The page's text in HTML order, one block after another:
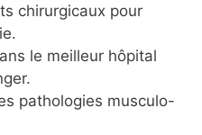
chirurgicaux pour
le meilleur hôpital
pathologies musculo-